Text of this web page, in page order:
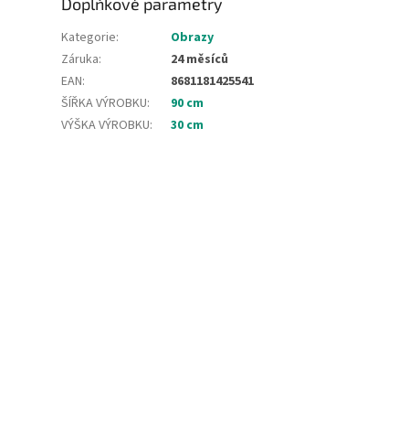
Kategorie:
Obrazy
Záruka:
24 měsíců
EAN:
8681181425541
ŠÍŘKA VÝROBKU:
90 cm
VÝŠKA VÝROBKU: 30 cm